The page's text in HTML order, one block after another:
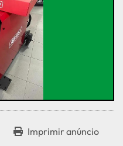
Imprimir anúncio